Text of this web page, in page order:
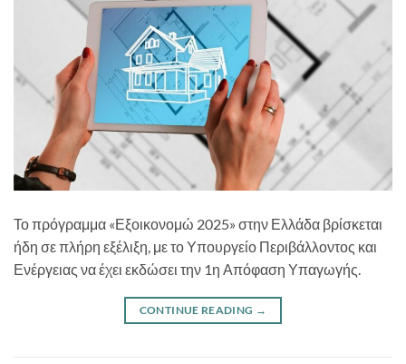
Το πρόγραμμα «Εξοικονομώ 2025» στην Ελλάδα βρίσκεται
ήδη σε πλήρη εξέλιξη, με το Υπουργείο Περιβάλλοντος και
Ενέργειας να έχει εκδώσει την 1η Απόφαση Υπαγωγής.
CONTINUE READING →